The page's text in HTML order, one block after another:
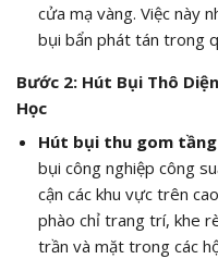
cửa mạ vàng. Việc này
bụi bẩn phát tán trong
Bước 2: Hút Bụi Thô
Học
Hút bụi thu gom
bụi công nghiệp công
cận các khu vực trên
phào chỉ trang trí, khe
trần và mặt trong các